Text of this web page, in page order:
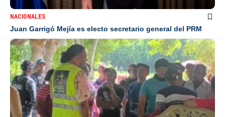
NACIONALES
Juan Garrigó Mejía es electo secretario general del PRM